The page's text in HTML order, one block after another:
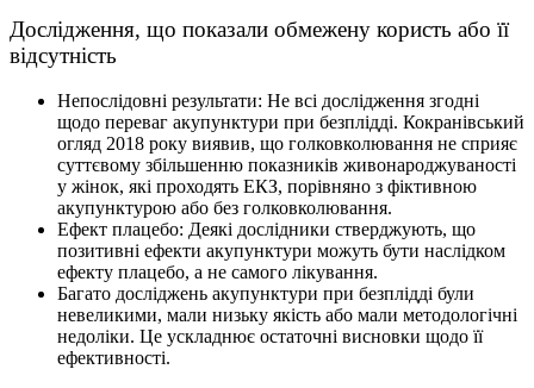
Дослідження, що показали обмежену користь або її
відсутність
Непослідовні результати: Не всі дослідження згодні
щодо переваг акупунктури при безплідді. Кокранівський
огляд 2018 року виявив, що голковколювання не сприяє
суттєвому збільшенню показників живонароджуваності
у жінок, які проходять ЕКЗ, порівняно з фіктивною
акупунктурою або без голковколювання.
Ефект плацебо: Деякі дослідники стверджують, що
позитивні ефекти акупунктури можуть бути наслідком
ефекту плацебо, а не самого лікування.
Багато досліджень акупунктури при безплідді були
невеликими, мали низьку якість або мали методологічні
недоліки. Це ускладнює остаточні висновки щодо її
ефективності.